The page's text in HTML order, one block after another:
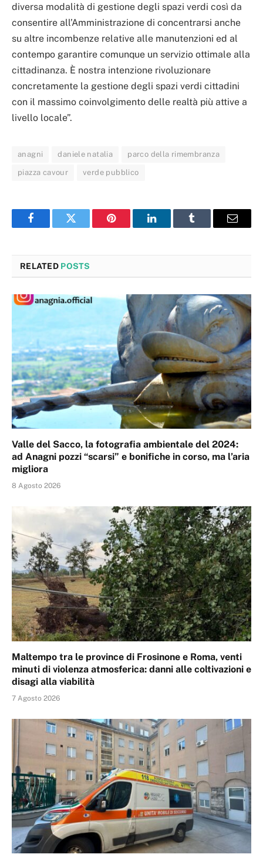
diversa modalità di gestione degli spazi verdi così da
consentire all’Amministrazione di concentrarsi anche
su altre incombenze relative alle manutenzioni ed al
contempo garantire comunque un servizio ottimale alla
cittadinanza. È nostra intenzione rivoluzionare
concretamente la gestione degli spazi verdi cittadini
con il massimo coinvolgimento delle realtà più attive a
livello locale”.
anagni daniele natalia parco della rimembranza
piazza cavour verde pubblico
FacebookTwitter Pinterest LinkedInTumblr Email
RELATED POSTS
Valle del Sacco, la fotografia ambientale del 2024:
ad Anagni pozzi “scarsi” e bonifiche in corso, ma l’aria
migliora
8 Agosto 2026
Maltempo tra le province di Frosinone e Roma, venti
minuti di violenza atmosferica: danni alle coltivazioni e
disagi alla viabilità
7 Agosto 2026